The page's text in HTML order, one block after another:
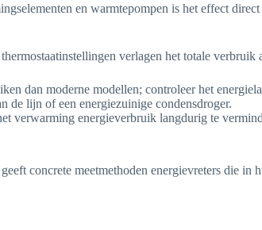
en warmtepompen is het effect
verlagen het totale verbruik
dan moderne modellen; controleer het
de lijn of een energiezuinige condensdroger.
verwarming energieverbruik langdurig te
concrete meetmethoden energievreters die in